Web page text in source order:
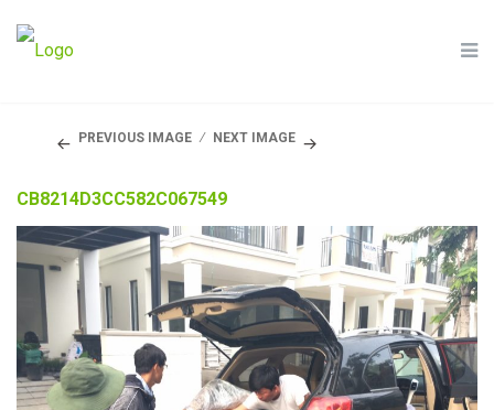
PREVIOUS IMAGE NEXT IMAGE
CB8214D3CC582C067549